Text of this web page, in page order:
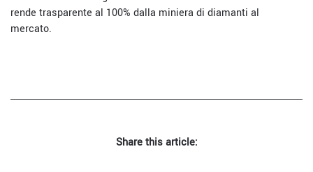
rende trasparente al 100% dalla miniera di diamanti al
mercato.
Share this article: